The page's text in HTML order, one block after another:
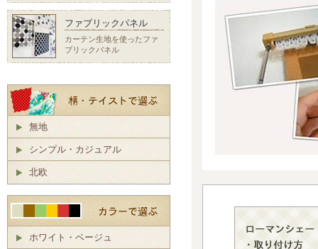
ファブリックパネル
カーテン生地を使ったファ
ブリックパネル
無地
シンプル・カジュアル
北欧
ホワイト・ベージュ